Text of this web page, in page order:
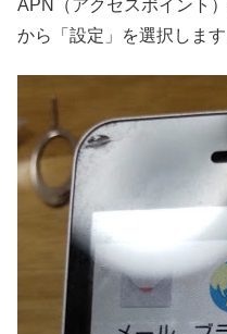
APN（アクセスポイント
から「設定」を選択します